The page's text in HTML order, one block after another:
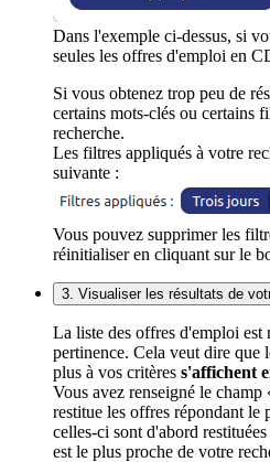
Dans l'exemple ci-dessus, si
seules les offres d'emploi en
Si vous obtenez trop peu de
certains mots-clés ou certains
recherche.
Les filtres appliqués à votre
suivante :
Vous pouvez supprimer les
réinitialiser en cliquant sur le
3. Visualiser les résultats de
La liste des offres d'emploi est
pertinence. Cela veut dire que
plus à vos critères s'affichent
Vous avez renseigné le
restitue les offres répondant le
celles-ci sont d'abord
est le plus proche de votre